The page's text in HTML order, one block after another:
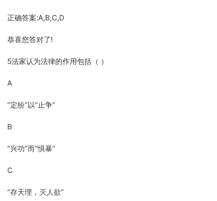
正确答案:A,B,C,D
恭喜您答对了!
5法家认为法律的作用包括（ ）
A
“定纷”以“止争”
B
“兴功”而“惧暴”
C
“存天理，灭人欲”